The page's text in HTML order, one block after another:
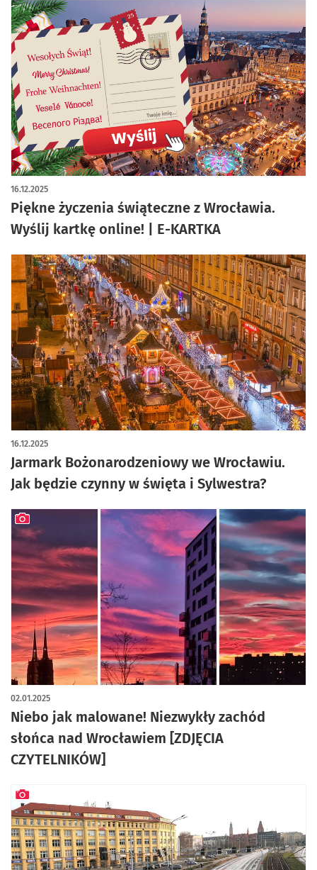
Piękne życzenia świąteczne z Wrocławia.
Wyślij kartkę online! | E-KARTKA
16.12.2025
Jarmark Bożonarodzeniowy we Wrocławiu.
Jak będzie czynny w święta i Sylwestra?
16.12.2025
Niebo jak malowane! Niezwykły zachód
słońca nad Wrocławiem [ZDJĘCIA
CZYTELNIKÓW]
02.01.2025
artykuł z galerią zdjęć